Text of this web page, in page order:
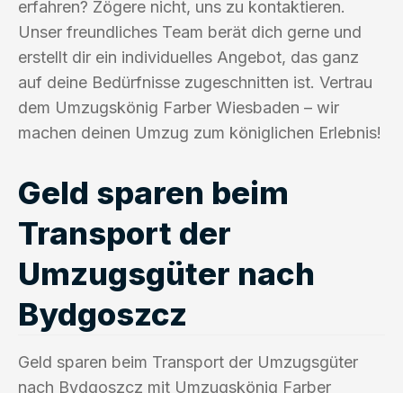
erfahren? Zögere nicht, uns zu kontaktieren.
Unser freundliches Team berät dich gerne und
erstellt dir ein individuelles Angebot, das ganz
auf deine Bedürfnisse zugeschnitten ist. Vertrau
dem Umzugskönig Farber Wiesbaden – wir
machen deinen Umzug zum königlichen Erlebnis!
Geld sparen beim
Transport der
Umzugsgüter nach
Bydgoszcz
Geld sparen beim Transport der Umzugsgüter
nach Bydgoszcz mit Umzugskönig Farber